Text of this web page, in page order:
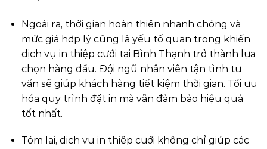
Ngoài ra, thời gian hoàn thiện nhanh chóng và
mức giá hợp lý cũng là yếu tố quan trọng khiến
dịch vụ in thiệp cưới tại Bình Thạnh trở thành lựa
chọn hàng đầu. Đội ngũ nhân viên tận tình tư
vấn sẽ giúp khách hàng tiết kiệm thời gian. Tối ưu
hóa quy trình đặt in mà vẫn đảm bảo hiệu quả
tốt nhất.
Tóm lại, dịch vụ in thiệp cưới không chỉ giúp các